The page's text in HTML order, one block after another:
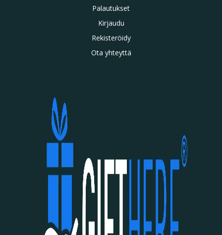
Palautukset
Kirjaudu
Rekisteröidy
Ota yhteyttä